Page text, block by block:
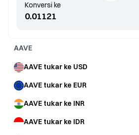
Konversi ke
AAVE
AAVE tukar ke USD
AAVE tukar ke EUR
AAVE tukar ke INR
AAVE tukar ke IDR